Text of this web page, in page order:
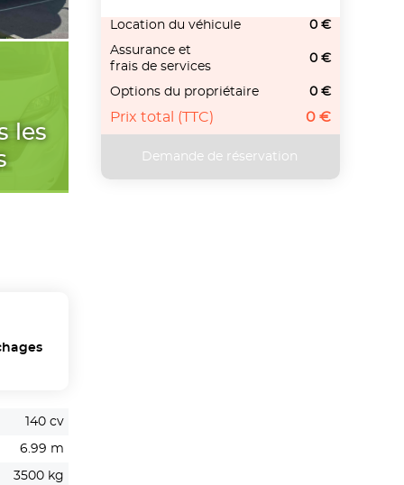
les
140 cv
6.99 m
3500 kg
Location du véhicule
0 €
Assurance et
frais de services
0 €
Options du propriétaire 0 €
Prix total (TTC) 0 €